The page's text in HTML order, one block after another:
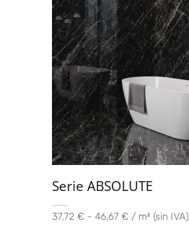
120x120(43)
Serie ABSOLUTE
37,72 € - 46,67 € / m² (sin IVA)